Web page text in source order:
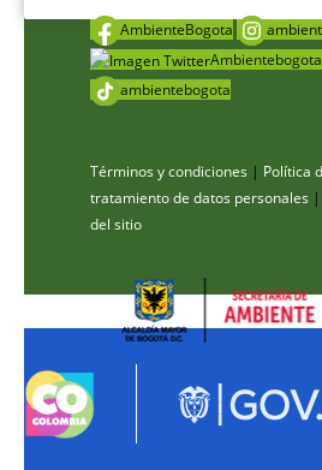
AmbienteBogota
Ambientebogota
ambientebogota
Términos y condiciones | Política
tratamiento de datos personales |
del sitio